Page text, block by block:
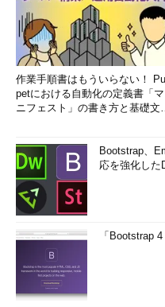
作業手順書はもういらない！
petにおける自動化の定義書「マ
ニフェスト」の書き方と基礎文
Bootstrap、
応を強化した
「Bootstrap